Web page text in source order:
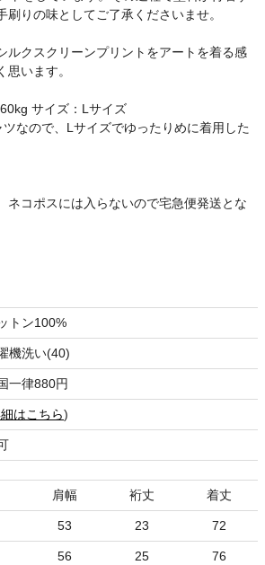
刷りの味としてご了承くださいませ。
ルクスクリーンプリントをアートを着る感
います。
サイズ：Lサイズ
なので、Lサイズでゆったりめに着用した
ネコポスには入らないので宅急便発送とな
トン100%
機洗い(40)
一律880円
はこちら)
肩幅 裄丈 着丈
53 23 72
56 25 76